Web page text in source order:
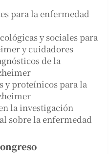
para la enfermedad
y sociales para
y cuidadores
de la
y proteínicos para la
la investigación
sobre la enfermedad